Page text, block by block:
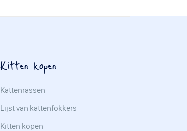
Kitten kopen
Kattenrassen
Lijst van kattenfokkers
Kitten kopen